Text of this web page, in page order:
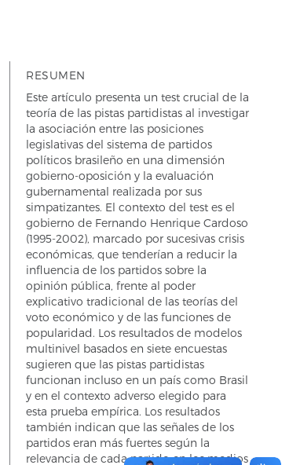
RESUMEN
Este artículo presenta un test crucial de la
teoría de las pistas partidistas al investigar
la asociación entre las posiciones
legislativas del sistema de partidos
políticos brasileño en una dimensión
gobierno-oposición y la evaluación
gubernamental realizada por sus
simpatizantes. El contexto del test es el
gobierno de Fernando Henrique Cardoso
(1995-2002), marcado por sucesivas crisis
económicas, que tenderían a reducir la
influencia de los partidos sobre la
opinión pública, frente al poder
explicativo tradicional de las teorías del
voto económico y de las funciones de
popularidad. Los resultados de modelos
multinivel basados en siete encuestas
sugieren que las pistas partidistas
funcionan incluso en un país como Brasil
y en el contexto adverso elegido para
esta prueba empírica. Los resultados
también indican que las señales de los
partidos eran más fuertes según la
relevancia de cada partido en los medios